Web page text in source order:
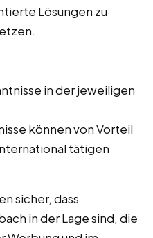
Lösungen zu
in der jeweiligen
können von Vorteil
tätigen
sicher, dass
in der Lage sind, die